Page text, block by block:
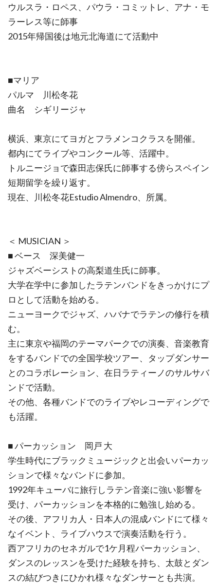
ウルスラ・ロペス、パウラ・コミットレ、アナ・モ
ラーレス等に師事
2015年帰国後は地元北海道にて活動中
■マリア
パルマ 川松冬花
曲名 シギリージャ
横浜、東京にてヨガとフラメンコクラスを開催。
都内にてライブやコンクール等、活躍中。
トルニージョで森田志保氏に師事する傍らスペイン
短期留学を繰り返す。
現在、川松冬花Estudio Almendro、所属。
＜ MUSICIAN ＞
■ ベース 深美健一
ジャズベーシストの高梨道生氏に師事。
大学在学中に参加したラテンバンドをきっかけにプ
ロとして活動を始める。
ニューヨークでジャズ、ハバナでラテンの修行を積
む。
主に東京や福岡のテーマパークでの演奏、音楽教育
をするバンドでの全国学校ツアー、タップダンサー
とのコラボレーション、在日ラティーノのサルサバ
ンドで活動。
その他、各種バンドでのライブやレコーディングで
も活躍。
■ パーカッション 岡戸 大
学生時代にブラックミュージックと出会いパーカッ
ションで様々なバンドに参加。
1992年キューバに旅行しラテン音楽に強い影響を
受け、パーカッションを本格的に勉強し始める。
その後、アフリカ人・日本人の混成バンドにて様々
なイベント、ライブハウスで演奏活動を行う。
西アフリカのセネガルで1ケ月程パーカッション、
ダンスのレッスンを受けた経験を持ち、太鼓とダン
スの結びつきにひかれ様々なダンサーとも共演。